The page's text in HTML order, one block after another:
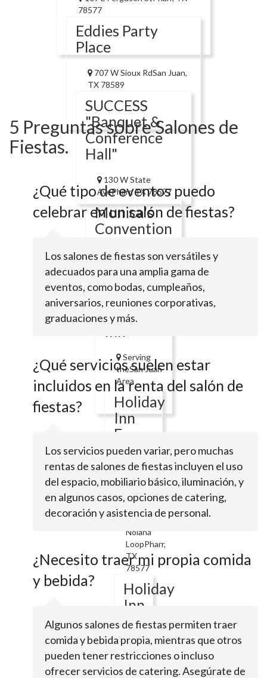
78577
Eddies Party
Place
707 W Sioux RdSan Juan,
TX 78589
SUCCESS
"Banquet &
Conference
Hall"
130 W State
AvePharr, TX 78577
Monica's
Convention
1105 E Sioux
RdSan Juan, TX
78589
Holiday
Serving
theSan Juan
Area
Holiday
Inn
Express
&
Suites
Pharr
205
W
Nolana
LoopPharr,
TX
78577
Holiday
Inn
Express
Serving
theSan
5 Preguntas sobre Salones de
Fiestas.
¿Qué tipo de eventos puedo
celebrar en un salón de fiestas?
Los salones de fiestas son versátiles y
adecuados para una amplia gama de
eventos, como bodas, cumpleaños,
aniversarios, reuniones corporativas,
graduaciones y más.
¿Qué servicios suelen estar
incluidos en la renta del salón de
fiestas?
Los servicios pueden variar, pero muchas
rentas de salones de fiestas incluyen el uso
del espacio, mobiliario básico, iluminación, y
en algunos casos, opciones de catering,
decoración y asistencia de personal.
¿Necesito traer mi propia comida
y bebida?
Algunos salones de fiestas permiten traer
comida y bebida propia, mientras que otros
pueden tener restricciones o incluso
ofrecer servicios de catering. Asegúrate de